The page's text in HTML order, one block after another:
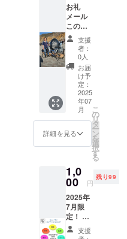
お礼
メール
この度
は、私
たちの
「MRS
TC
ヒュー
マンコ
ンディ
ショニ
ングプ
ロジェ
クト」
にご支
援いた
誠にあ
りがと
うござ
いま
す。 皆
様の温
かいご
支援
支援
者：
0人
お届
け予
定：
2025
年07
月
詳細を見る
こ
の
リ
タ
ー
ン
を
選
択
す
る
1,0
00 円
残り99
2025年
7月限
定！ 松
村が贈
る「健
支援